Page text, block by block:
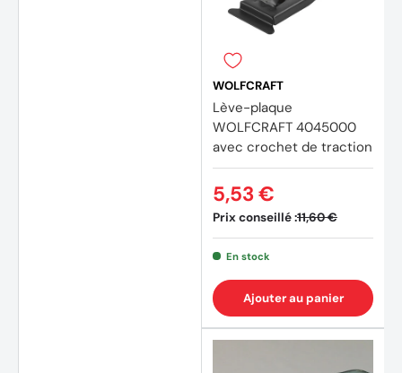
WOLFCRAFT
Lève-plaque
WOLFCRAFT 4045000
avec crochet de traction
Prix conseillé :11,60 €
5,53 €
En stock
Ajouter au panier